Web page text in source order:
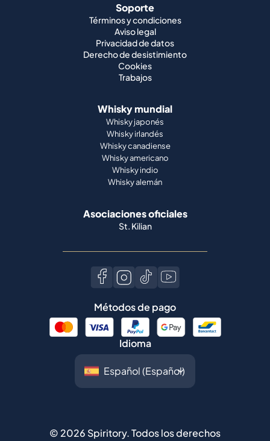
Soporte
Términos y condiciones
Aviso legal
Privacidad de datos
Derecho de desistimiento
Cookies
Trabajos
Whisky mundial
Whisky japonés
Whisky irlandés
Whisky canadiense
Whisky americano
Whisky indio
Whisky alemán
Asociaciones oficiales
St. Kilian
Métodos de pago
Idioma
© 2026 Spiritory.Todos los derechos